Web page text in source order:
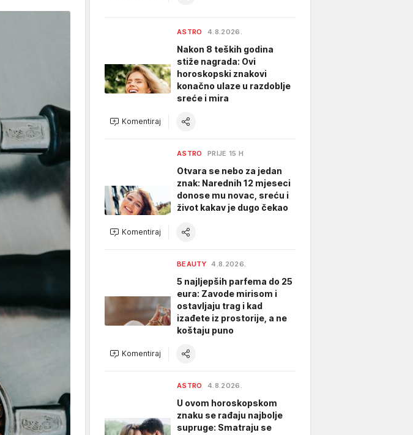
ASTRO 4.8.2026.
Nakon 8 teških godina
stiže nagrada: Ovi
horoskopski znakovi
konačno ulaze u razdoblje
sreće i mira
Komentiraj
ASTRO PRIJE 15 H
Otvara se nebo za jedan
znak: Narednih 12 mjeseci
donose mu novac, sreću i
život kakav je dugo čekao
Komentiraj
BEAUTY 4.8.2026.
5 najljepših parfema do 25
eura: Zavode mirisom i
ostavljaju trag i kad
izađete iz prostorije, a ne
koštaju puno
Komentiraj
ASTRO 4.8.2026.
U ovom horoskopskom
znaku se rađaju najbolje
supruge: Smatraju se